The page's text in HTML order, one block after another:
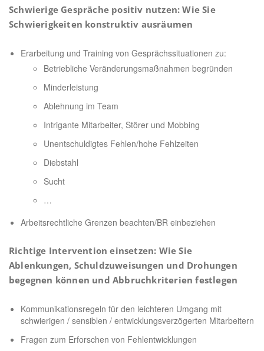
Schwierige Gespräche positiv nutzen: Wie Sie
Schwierigkeiten konstruktiv ausräumen
Erarbeitung und Training von Gesprächssituationen zu:
Betriebliche Veränderungsmaßnahmen begründen
Minderleistung
Ablehnung im Team
Intrigante Mitarbeiter, Störer und Mobbing
Unentschuldigtes Fehlen/hohe Fehlzeiten
Diebstahl
Sucht
…
Arbeitsrechtliche Grenzen beachten/BR einbeziehen
Richtige Intervention einsetzen: Wie Sie
Ablenkungen, Schuldzuweisungen und Drohungen
begegnen können und Abbruchkriterien festlegen
Kommunikationsregeln für den leichteren Umgang mit
schwierigen / sensiblen / entwicklungsverzögerten Mitarbeitern
Fragen zum Erforschen von Fehlentwicklungen